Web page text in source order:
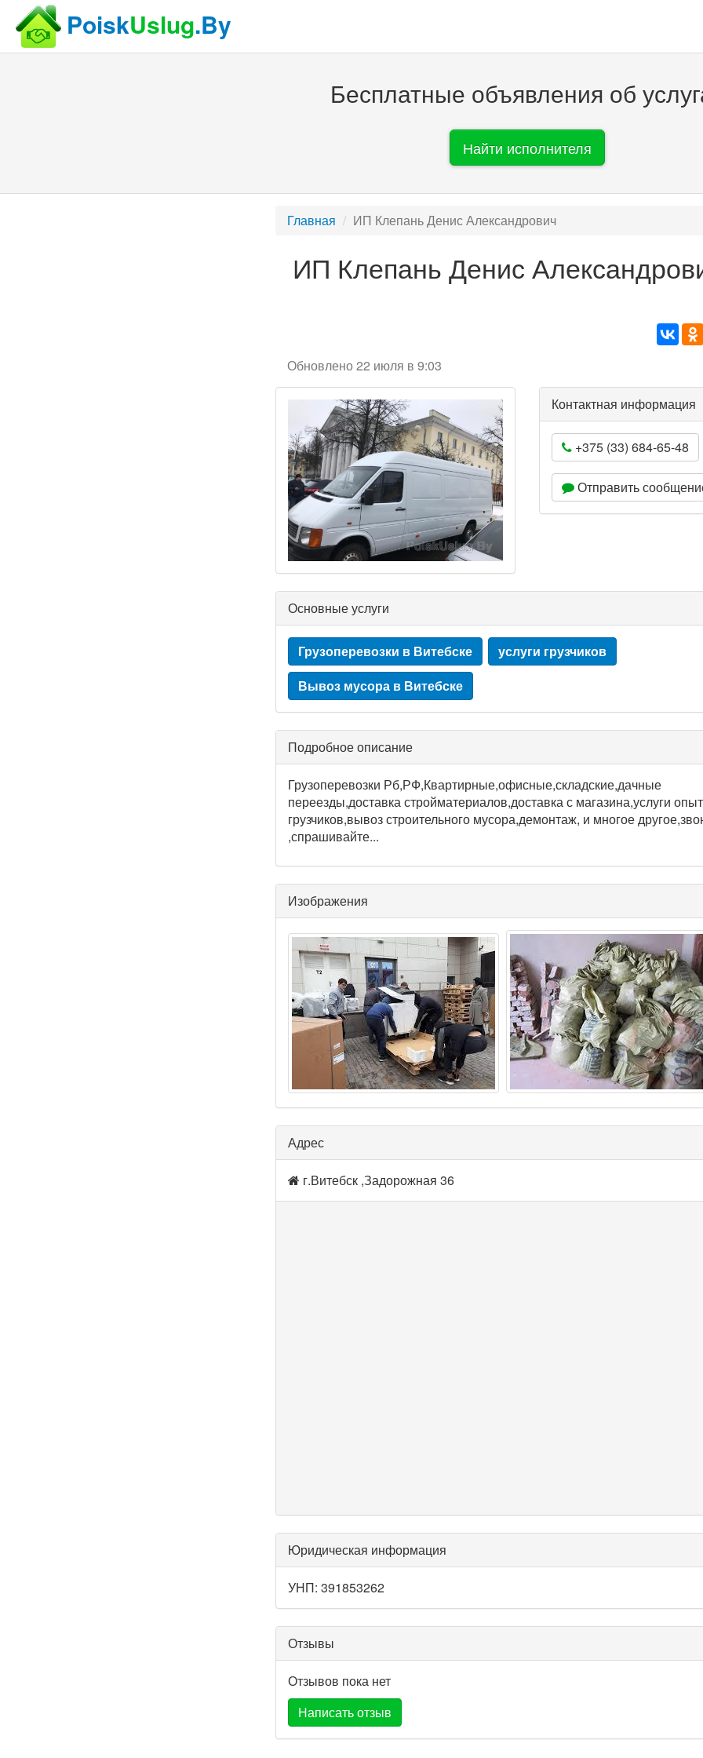
PoiskUslug.By
Бесплатные объявления об
Найти исполнителя
Главная ИП Клепань Денис Александрович
ИП Клепань Денис
Обновлено 22 июля в 9:03
Контактная информация
+375 (33) 684-65-48
Отправить
Основные услуги
Грузоперевозки в Витебске
услуги грузчиков
Вывоз мусора в Витебске
Подробное описание
Грузоперевозки Рб,РФ,Квартирные,офисные,складские,дачные
переезды,доставка стройматериалов,доставка с магазина,услуги
грузчиков,вывоз строительного мусора,демонтаж, и многое
,спрашивайте...
Изображения
Адрес
г.Витебск ,Задорожная 36
Юридическая информация
УНП: 391853262
Отзывы
Отзывов пока нет
Написать отзыв